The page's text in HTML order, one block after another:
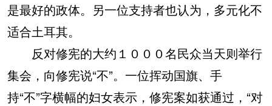
是最好的政体。另一位支持者也认为，多元化不
适合土耳其。
反对修宪的大约１０００名民众当天则举行
集会，向修宪说“不”。一位挥动国旗、手
持“不”字横幅的妇女表示，修宪案如获通过，“对